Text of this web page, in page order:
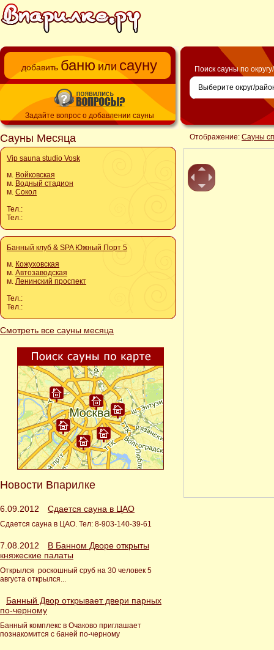
добавить баню или сауну
Задайте вопрос о добавлении сауны
Сауны Месяца
Vip sauna studio Vosk
м. Войковская
м. Водный стадион
м. Сокол
Тел.:
Тел.:
Банный клуб & SPA Южный Порт 5
м. Кожуховская
м. Автозаводская
м. Ленинский проспект
Тел.:
Тел.:
Смотреть все сауны месяца
Новости Впарилке
6.09.2012 Сдается сауна в ЦАО
Сдается сауна в ЦАО. Тел: 8-903-140-39-61
7.08.2012
В Банном Дворе открыты
княжеские палаты
Открылся роскошный сруб на 30 человек 5
августа открылся...
Банный Двор открывает двери парных
по-черному
Банный комплекс в Очаково приглашает
познакомится с баней по-черному
Поиск сауны по
Отображение: Сауны